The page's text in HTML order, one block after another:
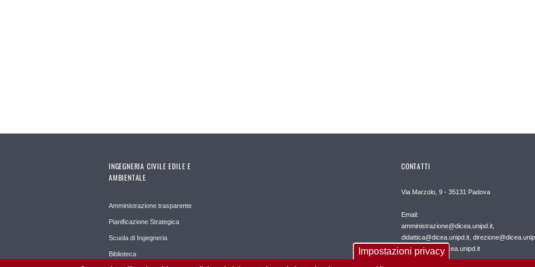
INGEGNERIA CIVILE EDILE E
AMBIENTALE
Amministrazione trasparente
Pianificazione Strategica
Scuola di Ingegneria
Biblioteca
CONTATTI
Via Marzolo, 9 - 35131 Padova
Email:
amministrazione@dicea.unipd.it,
didattica@dicea.unipd.it,
international@dicea.unipd.it
Impostazioni privacy